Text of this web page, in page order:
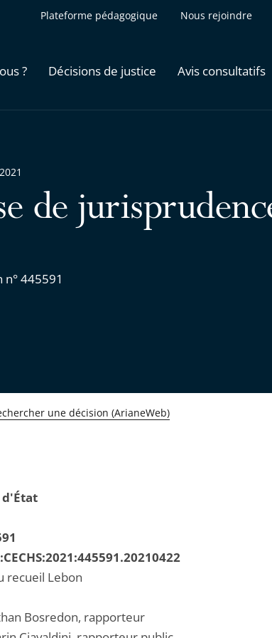
Plateforme pédagogique Nous rejoindre
? Décisions de justice Avis consultatifs
de
n° 445591
une décision (ArianeWeb)
d'État
recueil Lebon
Bosredon, rapporteur